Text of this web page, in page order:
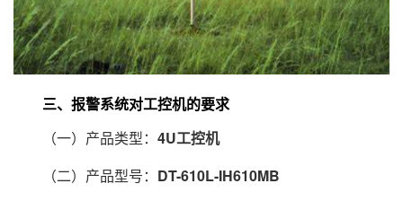
三、报警系统对工控机的要求
（一）产品类型： 4U工控机
（二）产品型号： DT-610L-IH610MB